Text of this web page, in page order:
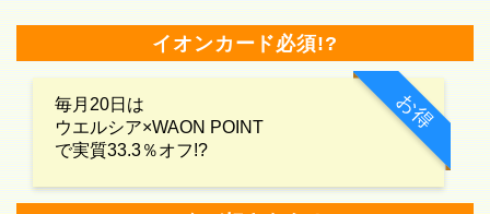
イオンカード必須!?
お得
毎月20日は
ウエルシア×WAON POINT
で実質33.3％オフ!?